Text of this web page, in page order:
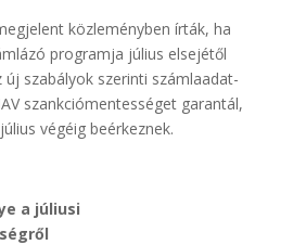
közleményben írták, ha
programja július elsejétől
szabályok szerinti számlaadat-
szankciómentességet garantál,
végéig beérkeznek.
a júliusi